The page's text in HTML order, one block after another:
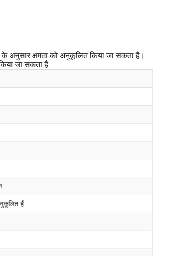
के अनुसार क्षमता को अनुकूलित किया जा सकता है।
जा सकता है
हैं